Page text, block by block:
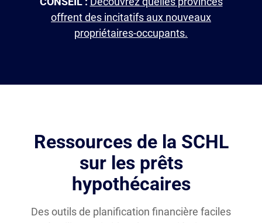
offrent des incitatifs aux nouveaux
propriétaires-occupants.
Ressources de la SCHL
sur les prêts
hypothécaires
Des outils de planification financière faciles